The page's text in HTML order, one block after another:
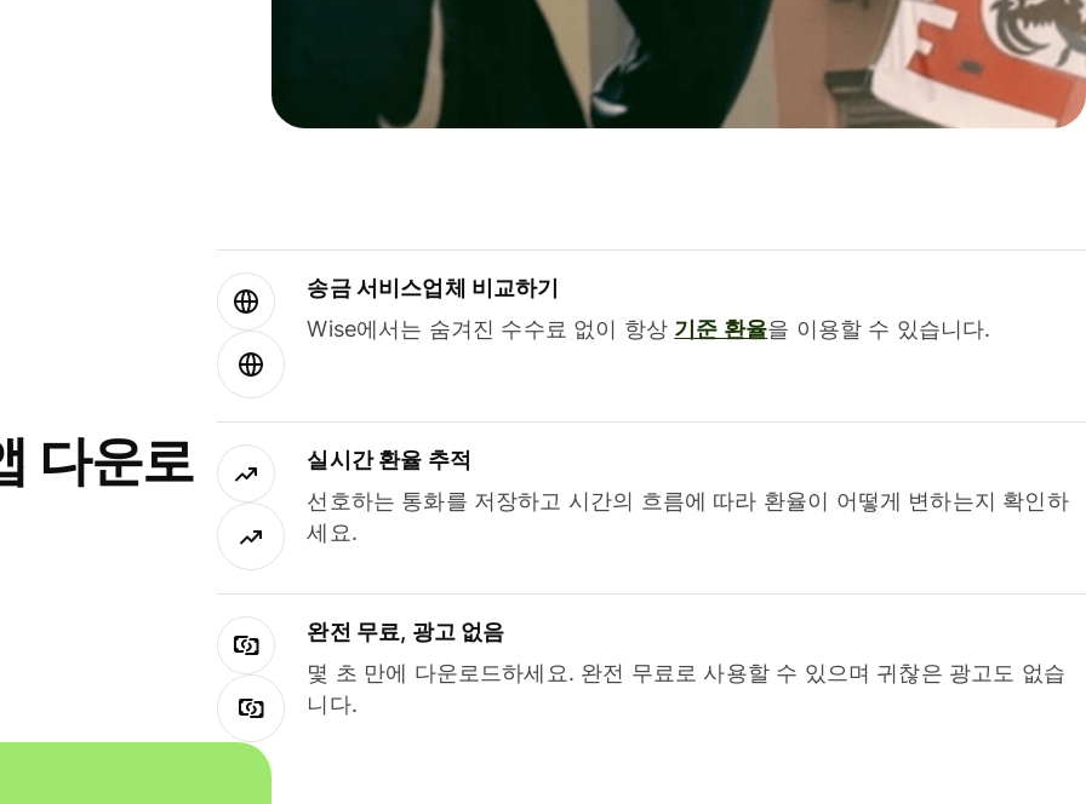
다운로
송금 서비스업체 비교하기
Wise에서는 숨겨진 수수료 없이 항상 기준 환율을 이용할 수 있습니다.
실시간 환율 추적
선호하는 통화를 저장하고 시간의 흐름에 따라 환율이 어떻게 변하는지 확인하
세요.
완전 무료, 광고 없음
몇 초 만에 다운로드하세요. 완전 무료로 사용할 수 있으며 귀찮은 광고도 없습
니다.